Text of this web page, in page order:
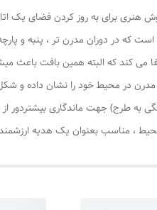
هنری برای به روز کردن فضای یک
که در دوران مدرن تر ، پنبه و
می کند که البته همین بافت باعث
مدرن در محیط خود را نشان داده و
به طرح) جهت ماندگاری بیشتردور
، مناسب بعنوان یک هدیه ارزشمند